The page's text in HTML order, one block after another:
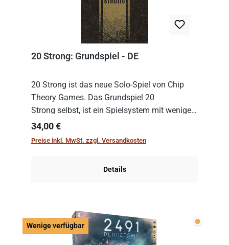
20 Strong: Grundspiel - DE
20 Strong ist das neue Solo-Spiel von Chip
Theory Games. Das Grundspiel 20
Strong selbst, ist ein Spielsystem mit wenigen,
einfachen Regeln. Um es zu spielen, muss es
immer mit einem Themenset ergänzt werden.
Regulärer Preis:
34,00 €
Preise inkl. MwSt. zzgl. Versandkosten
Details
Wenige verfügbar Wenige